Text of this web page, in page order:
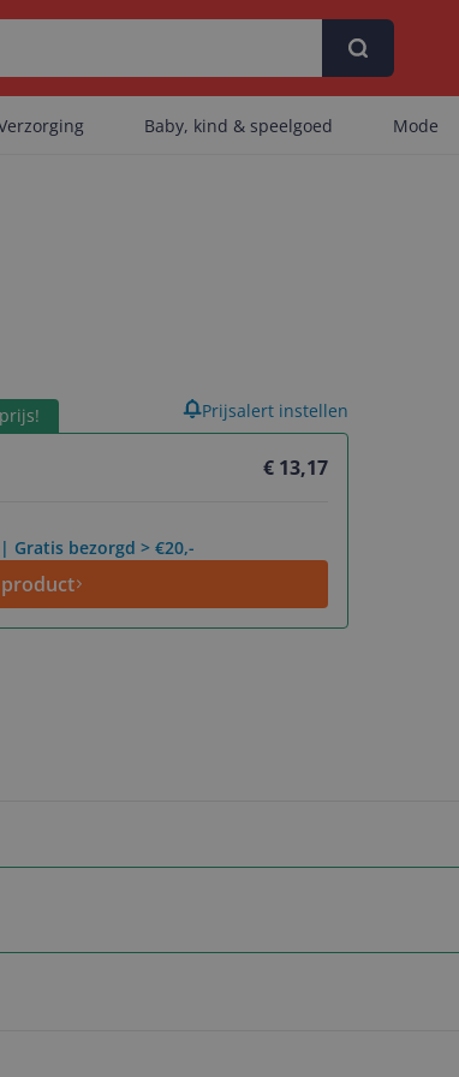
gevonden.
Baby, kind & speelgoed Mode
€ 13,17
Gratis bezorgd > €20,-
Prijsalert instellen